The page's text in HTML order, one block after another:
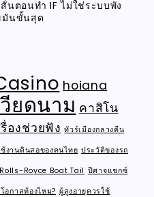
นตอนทำ IF ไม่ใช่ระบบพัง
มันขั้นสุด
hoiana
ยดนาม คาสิโน
องช่วยฟัง ทัวร์เมืองกลางคืน
งานดินสอของคนไทย ประวัติของรถ
Royce Boat Tail ปีศาจแชกซ์
อกาสท้องไหม? ผู้สูงอายุควรใช้